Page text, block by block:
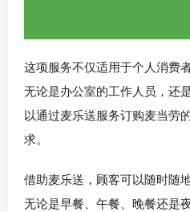
这项服务不仅适用于个人消费
无论是办公室的工作人员，还
以通过麦乐送服务订购麦当劳
求。
借助麦乐送，顾客可以随时随
无论是早餐、午餐、晚餐还是